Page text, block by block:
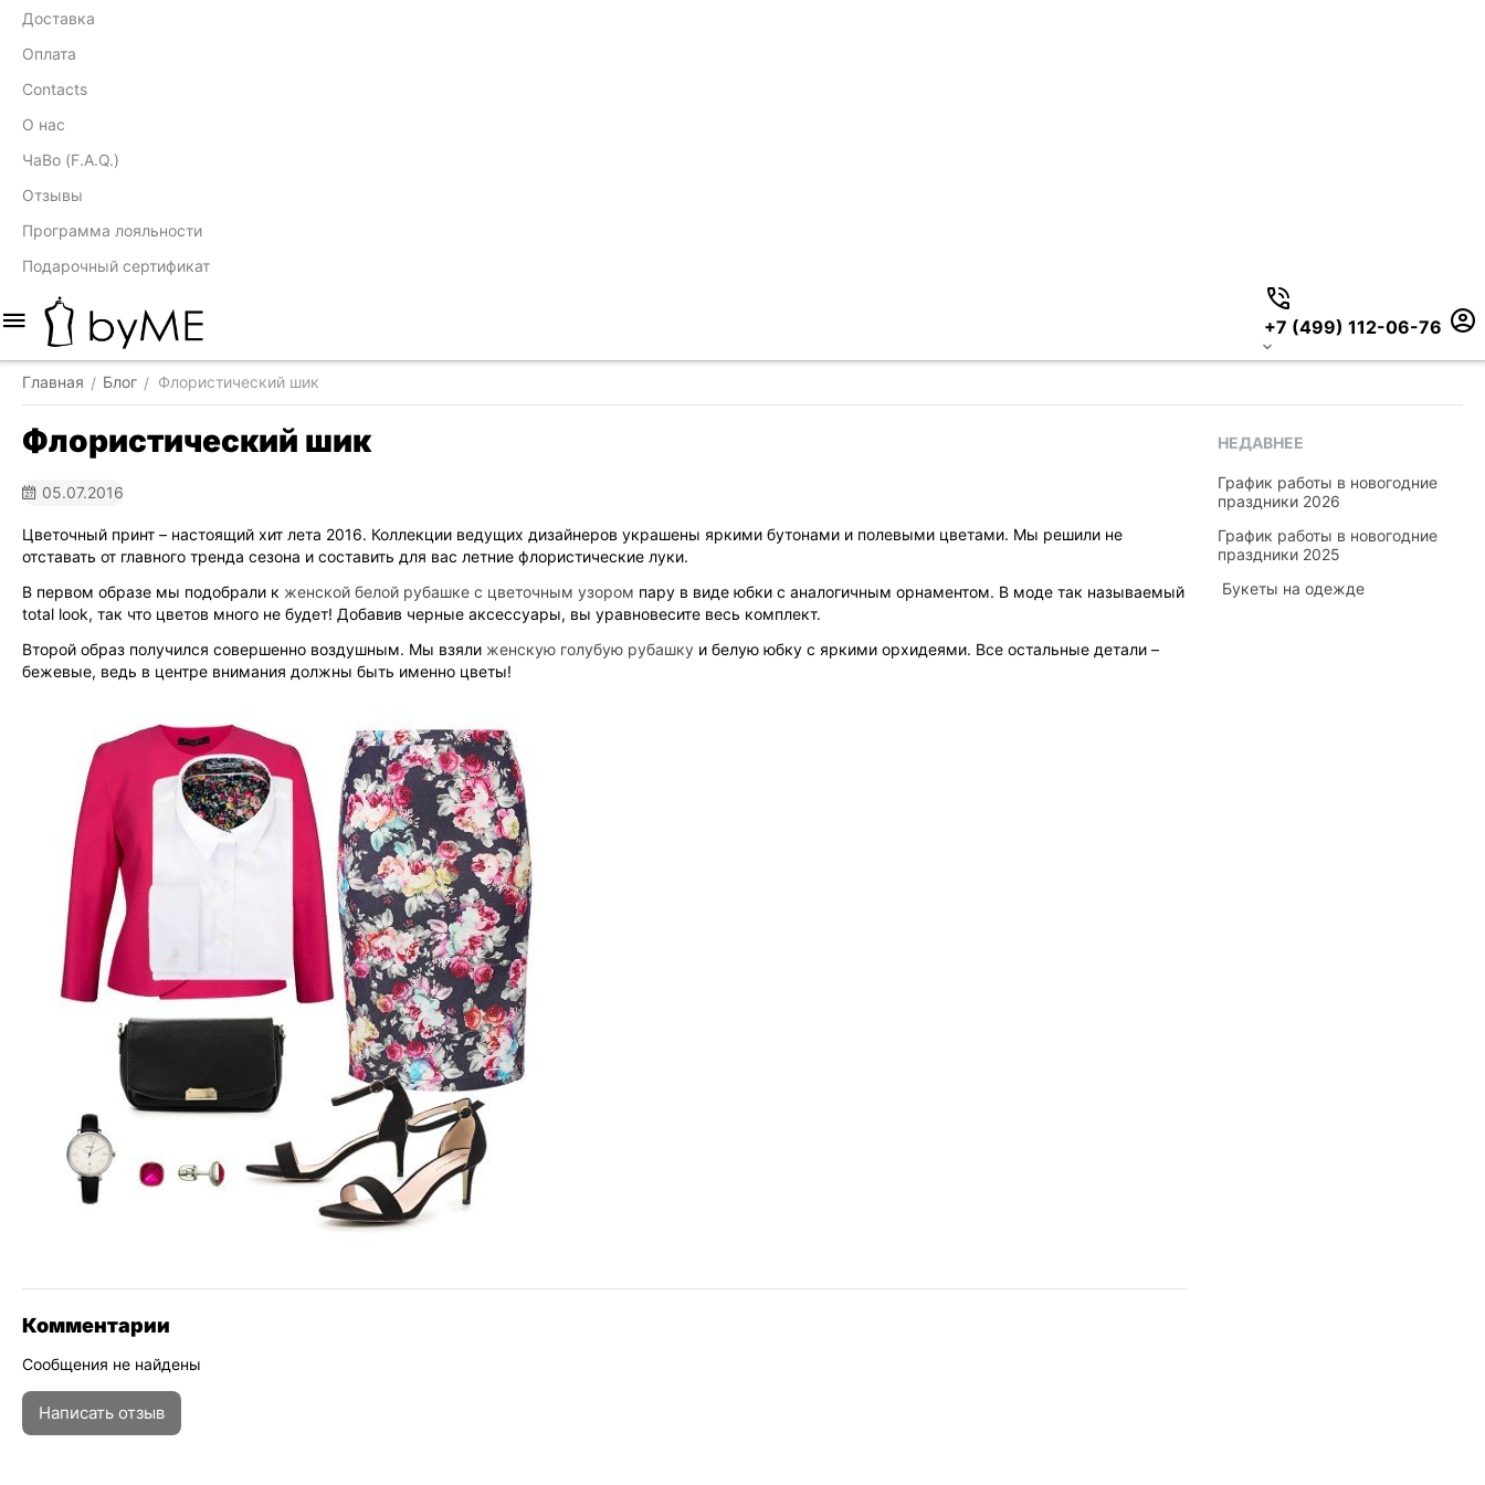
Доставка
Оплата
Contacts
О нас
ЧаВо (F.A.Q.)
Отзывы
Программа лояльности
Подарочный сертификат
+7 (499) 112-06-76
Главная / Блог / Флористический шик
Флористический шик
05.07.2016
Цветочный принт – настоящий хит лета 2016. Коллекции ведущих дизайнеров украшены яркими бутонами и полевыми цветами. Мы решили не
отставать от главного тренда сезона и составить для вас летние флористические луки.
В первом образе мы подобрали к женской белой рубашке с цветочным узором пару в виде юбки с аналогичным орнаментом. В моде так называемый
total look, так что цветов много не будет! Добавив черные аксессуары, вы уравновесите весь комплект.
Второй образ получился совершенно воздушным. Мы взяли женскую голубую рубашку и белую юбку с яркими орхидеями. Все остальные детали –
бежевые, ведь в центре внимания должны быть именно цветы!
Комментарии
Сообщения не найдены
Написать отзыв
НЕДАВНЕЕ
График работы в новогодние
праздники 2026
График работы в новогодние
праздники 2025
​ Букеты на одежде